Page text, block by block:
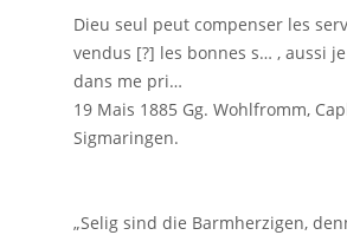
Dieu seul peut compenser les
vendus [?] les bonnes s… , aussi
dans me pri…
19 Mais 1885 Gg. Wohlfromm,
Sigmaringen.
„Selig sind die Barmherzigen,